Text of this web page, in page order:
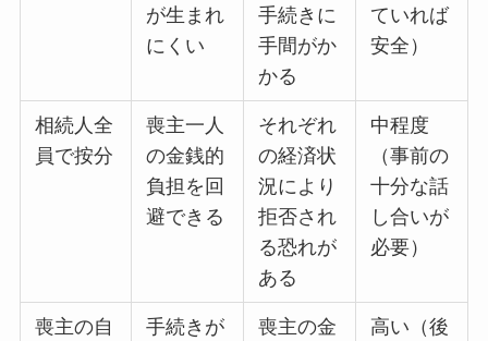
が生まれ
にくい
手続きに
手間がか
かる
ていれば
安全）
相続人全
員で按分
喪主一人
の金銭的
負担を回
避できる
それぞれ
の経済状
況により
拒否され
る恐れが
ある
中程度
（事前の
十分な話
し合いが
必要）
喪主の自
手続きが
喪主の金
高い（後